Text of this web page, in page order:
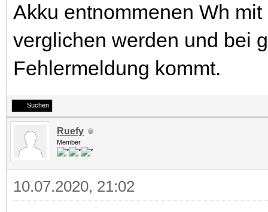
Akku entnommenen Wh
verglichen werden und bei
Fehlermeldung kommt.
Suchen
Ruefy
Member
10.07.2020, 21:02